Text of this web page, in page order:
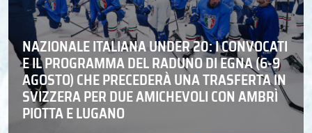
NAZIONALE ITALIANA UNDER 20: I CONVOCATI
E IL PROGRAMMA DEL RADUNO DI EGNA (6-9
AGOSTO) CHE PRECEDERÀ UNA TRASFERTA IN
SVIZZERA PER DUE AMICHEVOLI CON AMBRÌ
PIOTTA E LUGANO